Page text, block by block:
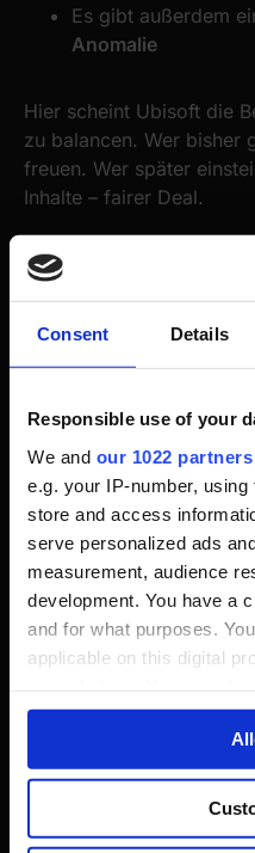
Consent Details
Responsible use of your
We and our 1022 partners
e.g. your IP-number,
store and access
serve personalized ads
measurement, audience
development. You have a
and for what purposes.
applicable on this digital
any time from the Cookie
If you allow, we would also
Collect information
Es gibt außerdem
Anomalie
Hier scheint Ubisoft die
zu balancen. Wer bisher
freuen. Wer später
Inhalte – fairer Deal.
Bugfixes, QoL
Patch 1.1.4 bringt
Portion Bugfixes mit: